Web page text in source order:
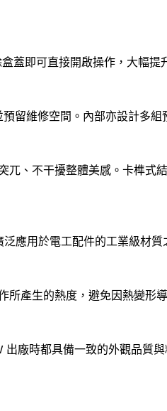
蓋即可直接開啟操作，大幅
留維修空間。內部亦設計多
、不干擾整體美感。卡榫式
應用於電工配件的工業級材
產生的熱度，避免因熱變形
廠時都具備一致的外觀品質